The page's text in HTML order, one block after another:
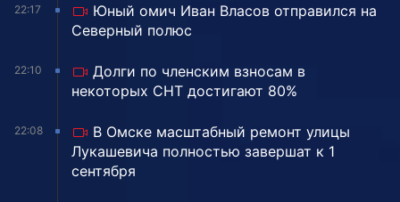
22:17
Юный омич Иван Власов отправился на
Северный полюс
22:10
Долги по членским взносам в
некоторых СНТ достигают 80%
22:08
В Омске масштабный ремонт улицы
Лукашевича полностью завершат к 1
сентября